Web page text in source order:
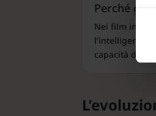
Perché gli
Nei film in cui
l’intelligenza
capacità di